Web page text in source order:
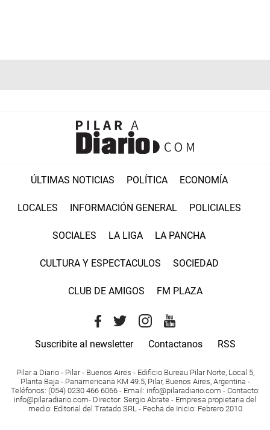
ÚLTIMAS NOTICIAS POLÍTICA ECONOMÍA
LOCALES INFORMACIÓN GENERAL POLICIALES
SOCIALES LA LIGA LA PANCHA
CULTURA Y ESPECTACULOS SOCIEDAD
CLUB DE AMIGOS FM PLAZA
Suscribite al newsletter Contactanos RSS
Pilar a Diario - Pilar - Buenos Aires - Edificio Bureau Pilar Norte, Local 5,
Planta Baja - Panamericana KM 49.5, Pilar, Buenos Aires, Argentina -
Teléfonos: (054) 0230 466 6066 - Email : info@pilaradiario.com - Contacto:
info@pilaradiario.com- Director: Sergio Abrate - Empresa propietaria del
medio: Editorial del Tratado SRL - Fecha de Inicio: Febrero 2010